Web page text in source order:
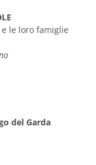
e le loro famiglie
del Garda